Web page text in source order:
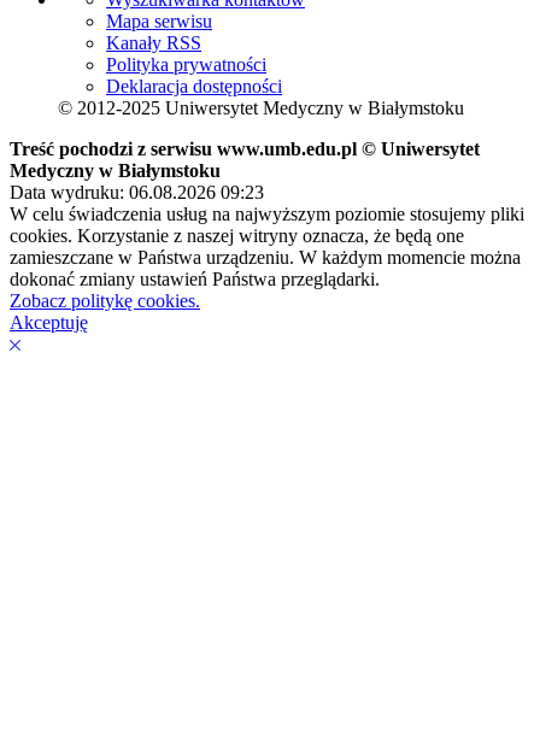
Mapa serwisu
Kanały RSS
Polityka prywatności
Deklaracja dostępności
© 2012-2025 Uniwersytet Medyczny w Białymstoku
Treść pochodzi z serwisu www.umb.edu.pl © Uniwersytet
Medyczny w Białymstoku
Data wydruku: 06.08.2026 09:23
W celu świadczenia usług na najwyższym poziomie stosujemy pliki
cookies. Korzystanie z naszej witryny oznacza, że będą one
zamieszczane w Państwa urządzeniu. W każdym momencie można
dokonać zmiany ustawień Państwa przeglądarki.
Zobacz politykę cookies.
Akceptuję